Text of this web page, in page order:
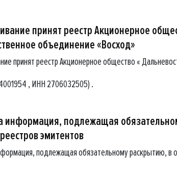
принят реестр Акционерное
объединение «Восход»
принят реестр Акционерное общество «
, ИНН 2706032505) .
информация, подлежащая
эмитентов
подлежащая обязательному раскрытию, в